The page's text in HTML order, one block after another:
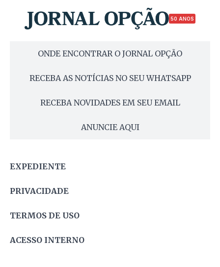
50 ANOS
ONDE ENCONTRAR O JORNAL OPÇÃO
RECEBA AS NOTÍCIAS NO SEU WHATSAPP
RECEBA NOVIDADES EM SEU EMAIL
ANUNCIE AQUI
EXPEDIENTE
PRIVACIDADE
TERMOS DE USO
ACESSO INTERNO